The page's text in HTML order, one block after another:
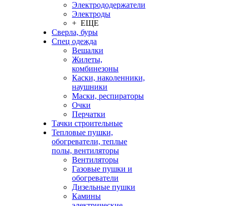
Электрододержатели
Электроды
+ ЕЩЕ
Сверла, буры
Спец одежда
Вешалки
Жилеты,
комбинезоны
Каски, наколенники,
наушники
Маски, респираторы
Очки
Перчатки
Тачки строительные
Тепловые пушки,
обогреватели, теплые
полы, вентиляторы
Вентиляторы
Газовые пушки и
обогреватели
Дизельные пушки
Камины